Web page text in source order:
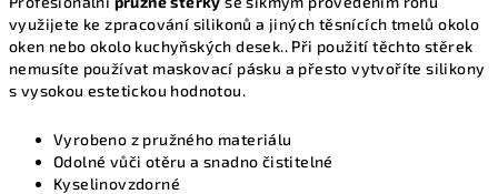
využijete ke zpracování silikonů a jiných těsnících tmelů okolo
oken nebo okolo kuchyňských desek.. Při použití těchto stěrek
nemusíte používat maskovací pásku a přesto vytvoříte silikony
s vysokou estetickou hodnotou.
Vyrobeno z pružného materiálu
Odolné vůči otěru a snadno čistitelné
Kyselinovzdorné